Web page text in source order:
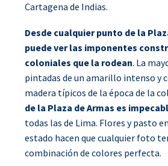
Cartagena de Indias.
Desde cualquier punto de la
puede ver las imponentes
coloniales que la rodean. La
pintadas de un amarillo intenso y
madera típicos de la época de la
de la Plaza de Armas es
todas las de Lima. Flores y pasto
estado hacen que cualquier foto
combinación de colores perfecta.